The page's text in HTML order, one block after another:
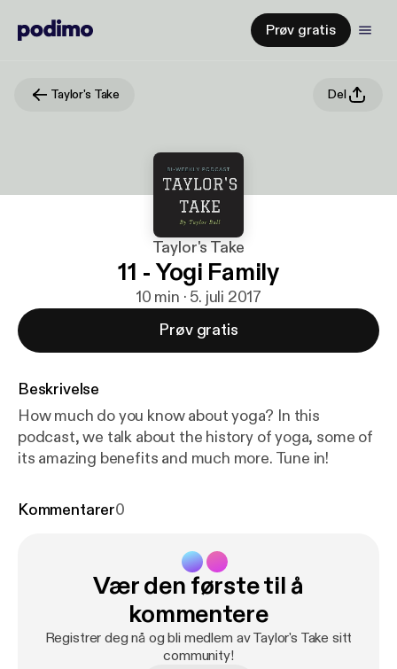
Prøv gratis
Taylor's Take Del
Taylor's Take
11 - Yogi Family
10 min · 5. juli 2017
Prøv gratis
Beskrivelse
How much do you know about yoga? In this
podcast, we talk about the history of yoga, some of
its amazing benefits and much more. Tune in!
Kommentarer0
Vær den første til å
kommentere
Registrer deg nå og bli medlem av Taylor's Take sitt
community!